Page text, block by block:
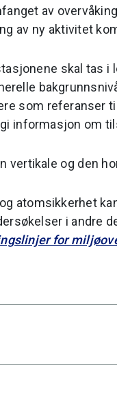
av
av ny aktivitet
skal tas i
som referanser
informasjon om
vertikale og den
atomsikkerhet
i andre
for